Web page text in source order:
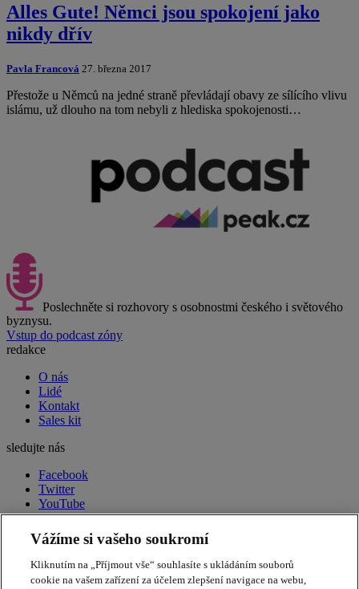
Alles Gute! Němci jsou spokojení jako
nikdy dřív
Pavla Francová 27. března 2017
Přestože u Němců na jedné straně převládají obavy ze sílícího vlivu
islámu, už dlouho na tom nebyli z hlediska spokojenosti…
Poslechněte si rozhovory s osobnostmi českého i světového
byznysu.
Vstup do podcast zóny
redakce
O nás
Lidé
Kontakt
Sales kit
sledujte nás
Facebook
Twitter
YouTube
LinkedIn
RSS
peak week newsletter
Souhrn toho nejdůležitějšího
každý pátek ve vašem e-mailu. Přihlásit odběr
Vážíme si vašeho soukromí
Kliknutím na „Příjmout vše“ souhlasíte s ukládáním souborů
cookie na vašem zařízení za účelem zlepšení navigace na webu,